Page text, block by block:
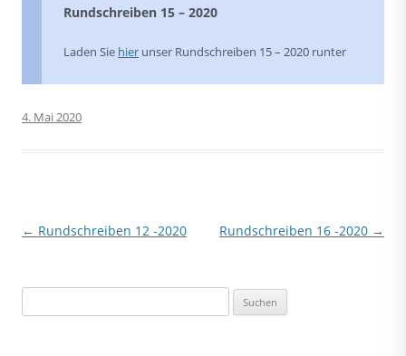
Rundschreiben 15 – 2020
Laden Sie hier unser Rundschreiben 15 – 2020 runter
4. Mai 2020
Beitragsnavigation
← Rundschreiben 12 -2020 Rundschreiben 16 -2020 →
nach: